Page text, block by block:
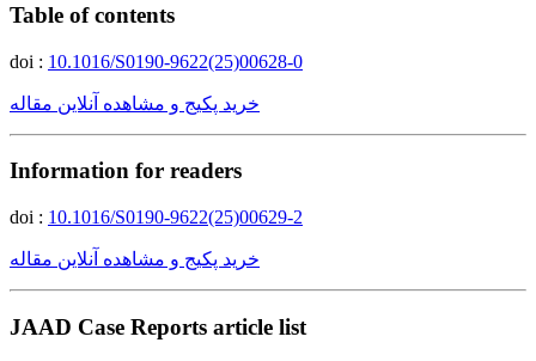
Table of contents
doi : 10.1016/S0190-9622(25)00628-0
خرید پکیج و مشاهده آنلاین مقاله
Information for readers
doi : 10.1016/S0190-9622(25)00629-2
خرید پکیج و مشاهده آنلاین مقاله
JAAD Case Reports article list